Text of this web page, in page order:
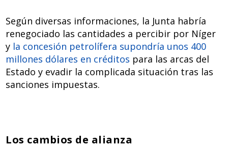
Según diversas informaciones, la Junta habría
renegociado las cantidades a percibir por Níger
y la concesión petrolífera supondría unos 400
millones dólares en créditos para las arcas del
Estado y evadir la complicada situación tras las
sanciones impuestas.
Los cambios de alianza